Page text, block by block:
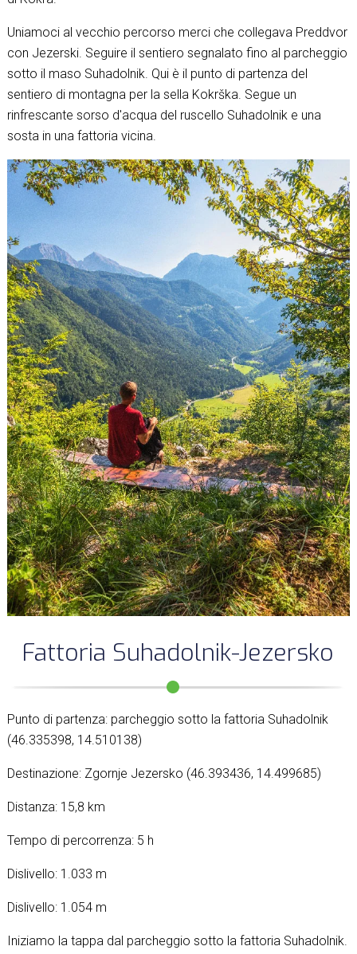
Uniamoci al vecchio percorso merci che collegava Preddvor
con Jezerski. Seguire il sentiero segnalato fino al parcheggio
sotto il maso Suhadolnik. Qui è il punto di partenza del
sentiero di montagna per la sella Kokrška. Segue un
rinfrescante sorso d'acqua del ruscello Suhadolnik e una
sosta in una fattoria vicina.
Fattoria Suhadolnik-Jezersko
Punto di partenza: parcheggio sotto la fattoria Suhadolnik
(46.335398, 14.510138)
Destinazione: Zgornje Jezersko (46.393436, 14.499685)
Distanza: 15,8 km
Tempo di percorrenza: 5 h
Dislivello: 1.033 m
Dislivello: 1.054 m
Iniziamo la tappa dal parcheggio sotto la fattoria Suhadolnik.